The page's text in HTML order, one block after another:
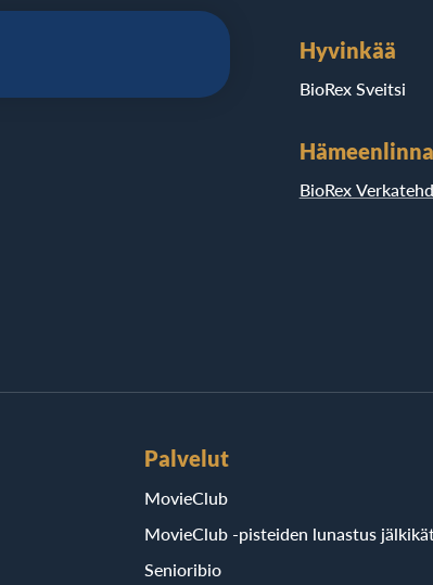
Hyvinkää
BioRex Sveitsi
Hämeenlinna
BioRex
Palvelut
MovieClub
MovieClub -pisteiden lunastus
Senioribio